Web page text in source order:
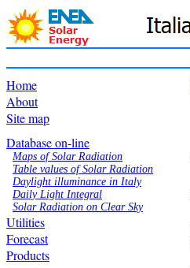
Home
About
Site map
Database on-line
Maps of Solar Radiation
Table values of Solar Radiation
Daylight illuminance in Italy
Daily Light Integral
Solar Radiation on Clear Sky
Utilities
Forecast
Products